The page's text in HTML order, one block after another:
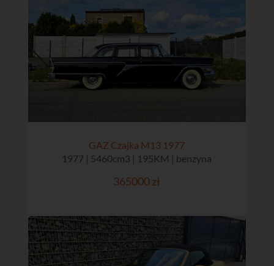
GAZ Czajka M13 1977
1977 | 5460cm3 | 195KM | benzyna
365000 zł